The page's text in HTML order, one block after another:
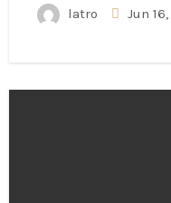
latro Jun